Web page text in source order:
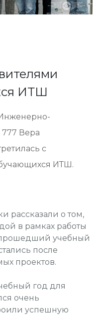
ИТШ
Вера
с
ИТШ.
рассказали о том,
в рамках работы
учебный
после
проектов.
год для
очень
успешную